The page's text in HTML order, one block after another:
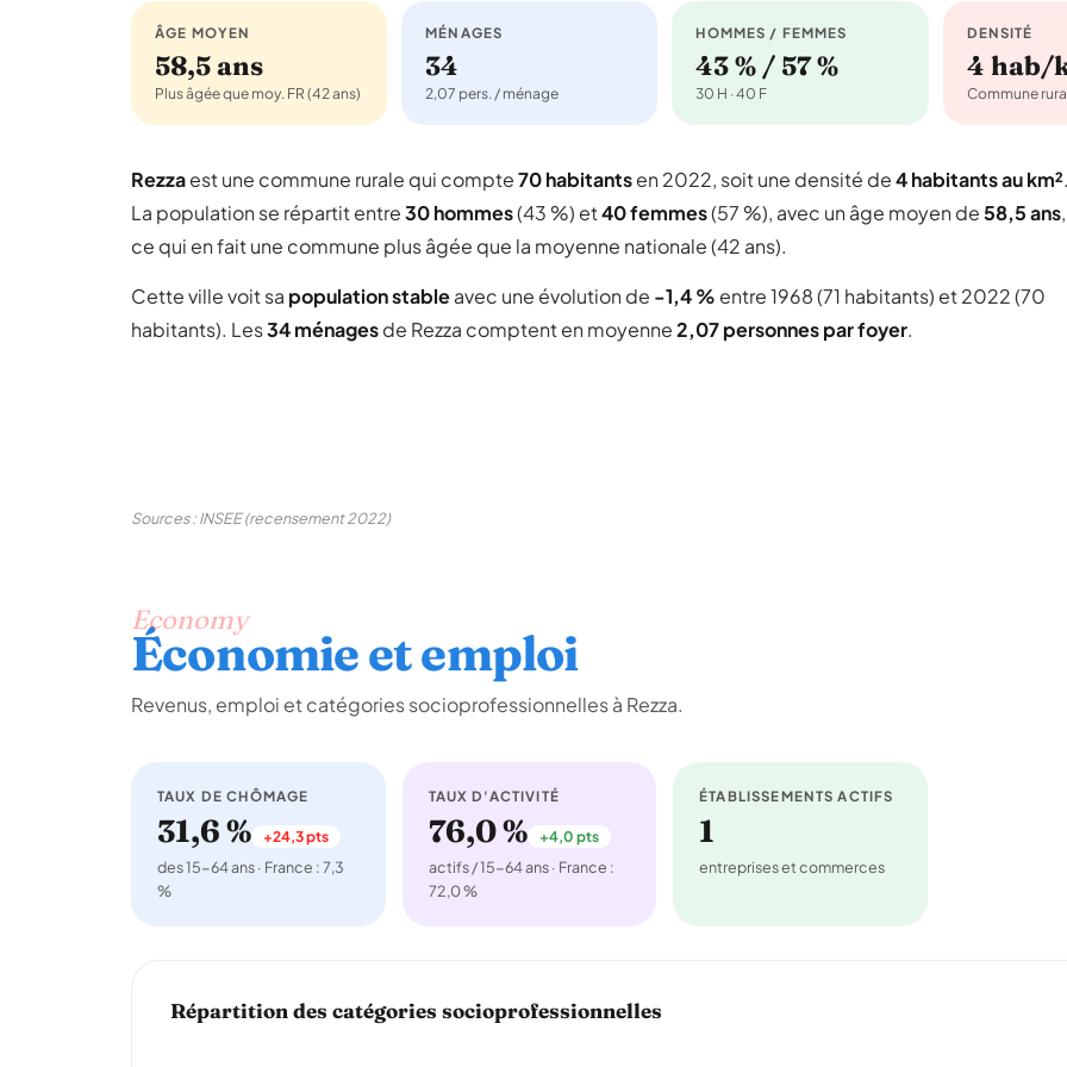
ÂGE MOYEN
58,5 ans
Plus âgée que moy. FR (42 ans)
MÉNAGES
34
2,07 pers. / ménage
HOMMES / FEMMES
43 % / 57 %
30 H · 40 F
DENSITÉ
4 hab/
Commune
Rezzaest une commune rurale qui compte70 habitantsen 2022, soit une densité de4 habitants au km².
La population se répartit entre30 hommes(43 %) et40 femmes(57 %), avec un âge moyen de58,5 ans,
ce qui en fait une commune plus âgée que la moyenne nationale (42 ans).
Cette ville voit sa population stableavec une évolution de -1,4 % entre 1968 (71 habitants) et 2022 (70
habitants). Les34 ménagesde Rezza comptent en moyenne2,07 personnes par foyer.
Sources : INSEE (recensement 2022)
Economy
Économie et emploi
Revenus, emploi et catégories socioprofessionnelles à Rezza.
TAUX DE CHÔMAGE
31,6 % +24,3 pts
des 15-64 ans · France : 7,3
%
TAUX D'ACTIVITÉ
76,0 % +4,0 pts
actifs / 15-64 ans · France :
72,0 %
ÉTABLISSEMENTS ACTIFS
1
entreprises et commerces
Répartition des catégories socioprofessionnelles